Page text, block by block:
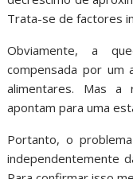
Trata-se de factores
Obviamente, a
compensada por um
alimentares. Mas
apontam para uma
Portanto, o
independentemente